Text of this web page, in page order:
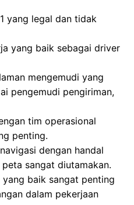
yang legal dan tidak
yang baik sebagai driver
mengemudi yang
pengemudi pengiriman,
tim operasional
penting.
dengan handal
sangat diutamakan.
baik sangat penting
dalam pekerjaan